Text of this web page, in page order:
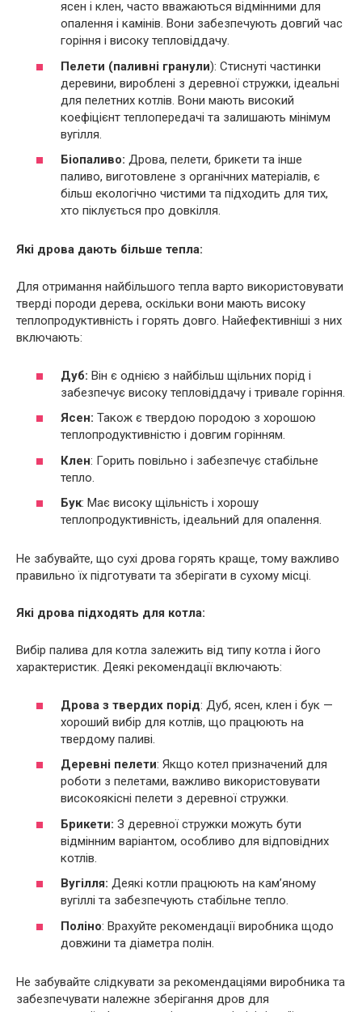
ясен і клен, часто вважаються відмінними для
опалення і камінів. Вони забезпечують довгий час
горіння і високу тепловіддачу.
Пелети (паливні гранули): Стиснуті частинки
деревини, вироблені з деревної стружки, ідеальні
для пелетних котлів. Вони мають високий
коефіцієнт теплопередачі та залишають мінімум
вугілля.
Біопаливо: Дрова, пелети, брикети та інше
паливо, виготовлене з органічних матеріалів, є
більш екологічно чистими та підходить для тих,
хто піклується про довкілля.
Які дрова дають більше тепла:
Для отримання найбільшого тепла варто використовувати
тверді породи дерева, оскільки вони мають високу
теплопродуктивність і горять довго. Найефективніші з них
включають:
Дуб: Він є однією з найбільш щільних порід і
забезпечує високу тепловіддачу і тривале горіння.
Ясен: Також є твердою породою з хорошою
теплопродуктивністю і довгим горінням.
Клен: Горить повільно і забезпечує стабільне
тепло.
Бук: Має високу щільність і хорошу
теплопродуктивність, ідеальний для опалення.
Не забувайте, що сухі дрова горять краще, тому важливо
правильно їх підготувати та зберігати в сухому місці.
Які дрова підходять для котла:
Вибір палива для котла залежить від типу котла і його
характеристик. Деякі рекомендації включають:
Дрова з твердих порід: Дуб, ясен, клен і бук —
хороший вибір для котлів, що працюють на
твердому паливі.
Деревні пелети: Якщо котел призначений для
роботи з пелетами, важливо використовувати
високоякісні пелети з деревної стружки.
Брикети: З деревної стружки можуть бути
відмінним варіантом, особливо для відповідних
котлів.
Вугілля: Деякі котли працюють на кам’яному
вугіллі та забезпечують стабільне тепло.
Поліно: Врахуйте рекомендації виробника щодо
довжини та діаметра полін.
Не забувайте слідкувати за рекомендаціями виробника та
забезпечувати належне зберігання дров для